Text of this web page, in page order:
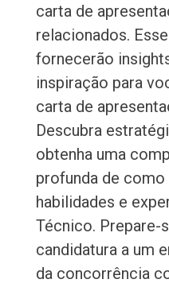
carta de
relacionados.
fornecerão
inspiração para
carta de
Descubra
obtenha uma
profunda de como
habilidades e
Técnico. Prepare-
candidatura a um
da concorrência